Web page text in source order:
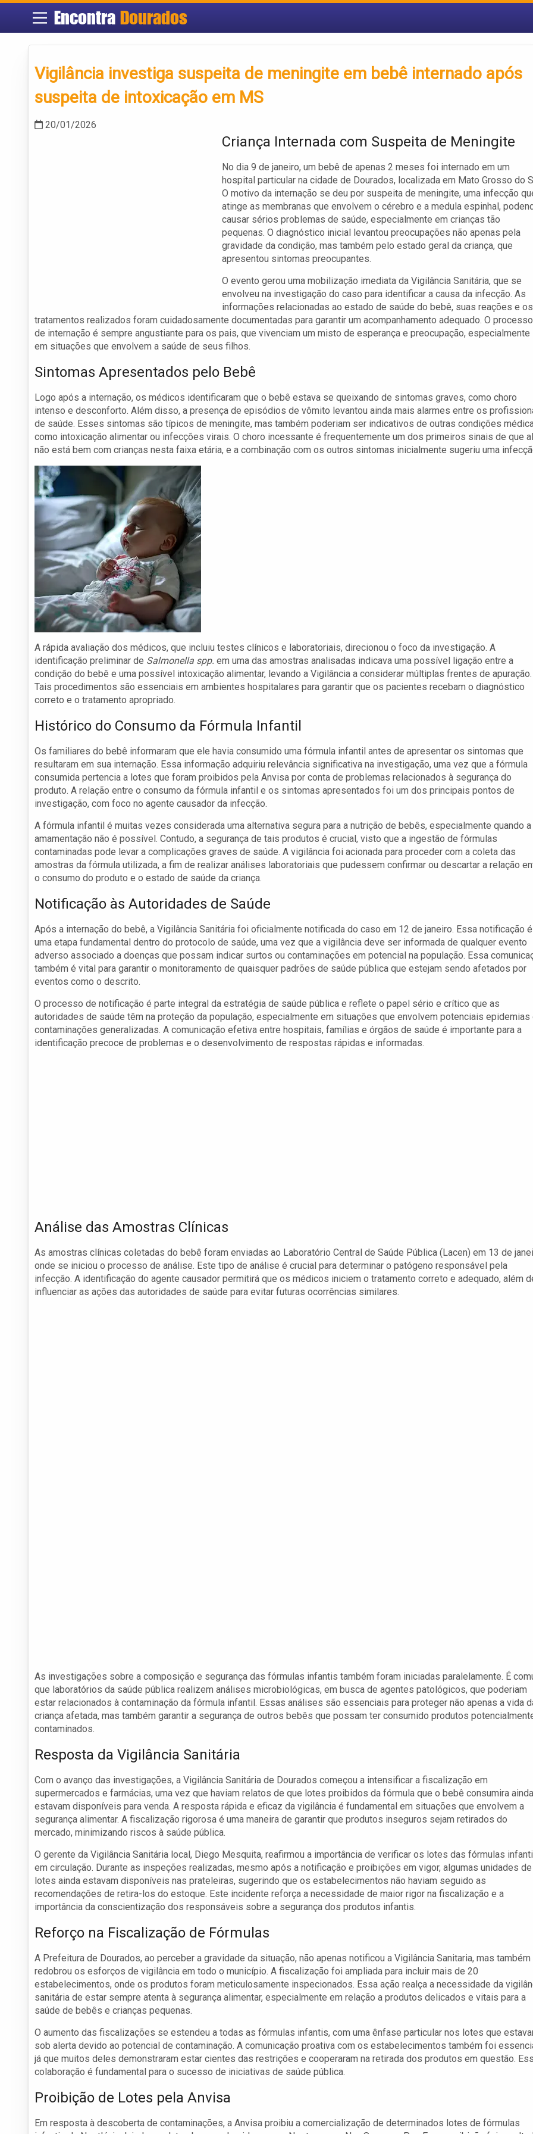
Encontra Dourados
Vigilância investiga suspeita de meningite em bebê internado após
suspeita de intoxicação em MS
20/01/2026
Criança Internada com Suspeita de Meningite
No dia 9 de janeiro, um bebê de apenas 2 meses foi internado em um
hospital particular na cidade de Dourados, localizada em Mato Grosso do
O motivo da internação se deu por suspeita de meningite, uma infecção
atinge as membranas que envolvem o cérebro e a medula espinhal,
causar sérios problemas de saúde, especialmente em crianças tão
pequenas. O diagnóstico inicial levantou preocupações não apenas pela
gravidade da condição, mas também pelo estado geral da criança, que
apresentou sintomas preocupantes.
O evento gerou uma mobilização imediata da Vigilância Sanitária, que se
envolveu na investigação do caso para identificar a causa da infecção. As
informações relacionadas ao estado de saúde do bebê, suas reações e os
tratamentos realizados foram cuidadosamente documentadas para garantir um acompanhamento adequado. O processo
de internação é sempre angustiante para os pais, que vivenciam um misto de esperança e preocupação, especialmente
em situações que envolvem a saúde de seus filhos.
Sintomas Apresentados pelo Bebê
Logo após a internação, os médicos identificaram que o bebê estava se queixando de sintomas graves, como choro
intenso e desconforto. Além disso, a presença de episódios de vômito levantou ainda mais alarmes entre os
de saúde. Esses sintomas são típicos de meningite, mas também poderiam ser indicativos de outras condições
como intoxicação alimentar ou infecções virais. O choro incessante é frequentemente um dos primeiros sinais de que
não está bem com crianças nesta faixa etária, e a combinação com os outros sintomas inicialmente sugeriu uma
A rápida avaliação dos médicos, que incluiu testes clínicos e laboratoriais, direcionou o foco da investigação. A
identificação preliminar de Salmonella spp. em uma das amostras analisadas indicava uma possível ligação entre a
condição do bebê e uma possível intoxicação alimentar, levando a Vigilância a considerar múltiplas frentes de apuração.
Tais procedimentos são essenciais em ambientes hospitalares para garantir que os pacientes recebam o diagnóstico
correto e o tratamento apropriado.
Histórico do Consumo da Fórmula Infantil
Os familiares do bebê informaram que ele havia consumido uma fórmula infantil antes de apresentar os sintomas que
resultaram em sua internação. Essa informação adquiriu relevância significativa na investigação, uma vez que a fórmula
consumida pertencia a lotes que foram proibidos pela Anvisa por conta de problemas relacionados à segurança do
produto. A relação entre o consumo da fórmula infantil e os sintomas apresentados foi um dos principais pontos de
investigação, com foco no agente causador da infecção.
A fórmula infantil é muitas vezes considerada uma alternativa segura para a nutrição de bebês, especialmente quando a
amamentação não é possível. Contudo, a segurança de tais produtos é crucial, visto que a ingestão de fórmulas
contaminadas pode levar a complicações graves de saúde. A vigilância foi acionada para proceder com a coleta das
amostras da fórmula utilizada, a fim de realizar análises laboratoriais que pudessem confirmar ou descartar a relação
o consumo do produto e o estado de saúde da criança.
Notificação às Autoridades de Saúde
Após a internação do bebê, a Vigilância Sanitária foi oficialmente notificada do caso em 12 de janeiro. Essa notificação é
uma etapa fundamental dentro do protocolo de saúde, uma vez que a vigilância deve ser informada de qualquer evento
adverso associado a doenças que possam indicar surtos ou contaminações em potencial na população. Essa
também é vital para garantir o monitoramento de quaisquer padrões de saúde pública que estejam sendo afetados por
eventos como o descrito.
O processo de notificação é parte integral da estratégia de saúde pública e reflete o papel sério e crítico que as
autoridades de saúde têm na proteção da população, especialmente em situações que envolvem potenciais epidemias
contaminações generalizadas. A comunicação efetiva entre hospitais, famílias e órgãos de saúde é importante para a
identificação precoce de problemas e o desenvolvimento de respostas rápidas e informadas.
Análise das Amostras Clínicas
As amostras clínicas coletadas do bebê foram enviadas ao Laboratório Central de Saúde Pública (Lacen) em 13 de
onde se iniciou o processo de análise. Este tipo de análise é crucial para determinar o patógeno responsável pela
infecção. A identificação do agente causador permitirá que os médicos iniciem o tratamento correto e adequado, além
influenciar as ações das autoridades de saúde para evitar futuras ocorrências similares.
As investigações sobre a composição e segurança das fórmulas infantis também foram iniciadas paralelamente. É
que laboratórios da saúde pública realizem análises microbiológicas, em busca de agentes patológicos, que poderiam
estar relacionados à contaminação da fórmula infantil. Essas análises são essenciais para proteger não apenas a vida
criança afetada, mas também garantir a segurança de outros bebês que possam ter consumido produtos
contaminados.
Resposta da Vigilância Sanitária
Com o avanço das investigações, a Vigilância Sanitária de Dourados começou a intensificar a fiscalização em
supermercados e farmácias, uma vez que haviam relatos de que lotes proibidos da fórmula que o bebê consumira ainda
estavam disponíveis para venda. A resposta rápida e eficaz da vigilância é fundamental em situações que envolvem a
segurança alimentar. A fiscalização rigorosa é uma maneira de garantir que produtos inseguros sejam retirados do
mercado, minimizando riscos à saúde pública.
O gerente da Vigilância Sanitária local, Diego Mesquita, reafirmou a importância de verificar os lotes das fórmulas
em circulação. Durante as inspeções realizadas, mesmo após a notificação e proibições em vigor, algumas unidades de
lotes ainda estavam disponíveis nas prateleiras, sugerindo que os estabelecimentos não haviam seguido as
recomendações de retira-los do estoque. Este incidente reforça a necessidade de maior rigor na fiscalização e a
importância da conscientização dos responsáveis sobre a segurança dos produtos infantis.
Reforço na Fiscalização de Fórmulas
A Prefeitura de Dourados, ao perceber a gravidade da situação, não apenas notificou a Vigilância Sanitaria, mas também
redobrou os esforços de vigilância em todo o município. A fiscalização foi ampliada para incluir mais de 20
estabelecimentos, onde os produtos foram meticulosamente inspecionados. Essa ação realça a necessidade da
sanitária de estar sempre atenta à segurança alimentar, especialmente em relação a produtos delicados e vitais para a
saúde de bebês e crianças pequenas.
O aumento das fiscalizações se estendeu a todas as fórmulas infantis, com uma ênfase particular nos lotes que
sob alerta devido ao potencial de contaminação. A comunicação proativa com os estabelecimentos também foi
já que muitos deles demonstraram estar cientes das restrições e cooperaram na retirada dos produtos em questão.
colaboração é fundamental para o sucesso de iniciativas de saúde pública.
Proibição de Lotes pela Anvisa
Em resposta à descoberta de contaminações, a Anvisa proibiu a comercialização de determinados lotes de fórmulas